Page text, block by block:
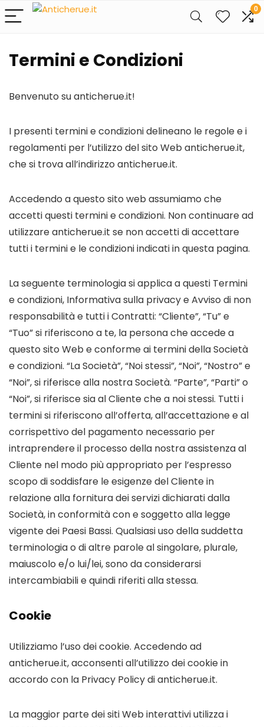
0
Termini e Condizioni
Benvenuto su anticherue.it!
I presenti termini e condizioni delineano le regole e i
regolamenti per l’utilizzo del sito Web anticherue.it,
che si trova all’indirizzo anticherue.it.
Accedendo a questo sito web assumiamo che
accetti questi termini e condizioni. Non continuare ad
utilizzare anticherue.it se non accetti di accettare
tutti i termini e le condizioni indicati in questa pagina.
La seguente terminologia si applica a questi Termini
e condizioni, Informativa sulla privacy e Avviso di non
responsabilità e tutti i Contratti: “Cliente”, “Tu” e
“Tuo” si riferiscono a te, la persona che accede a
questo sito Web e conforme ai termini della Società
e condizioni. “La Società”, “Noi stessi”, “Noi”, “Nostro” e
“Noi”, si riferisce alla nostra Società. “Parte”, “Parti” o
“Noi”, si riferisce sia al Cliente che a noi stessi. Tutti i
termini si riferiscono all’offerta, all’accettazione e al
corrispettivo del pagamento necessario per
intraprendere il processo della nostra assistenza al
Cliente nel modo più appropriato per l’espresso
scopo di soddisfare le esigenze del Cliente in
relazione alla fornitura dei servizi dichiarati dalla
Società, in conformità con e soggetto alla legge
vigente dei Paesi Bassi. Qualsiasi uso della suddetta
terminologia o di altre parole al singolare, plurale,
maiuscolo e/o lui/lei, sono da considerarsi
intercambiabili e quindi riferiti alla stessa.
Cookie
Utilizziamo l’uso dei cookie. Accedendo ad
anticherue.it, acconsenti all’utilizzo dei cookie in
accordo con la Privacy Policy di anticherue.it.
La maggior parte dei siti Web interattivi utilizza i